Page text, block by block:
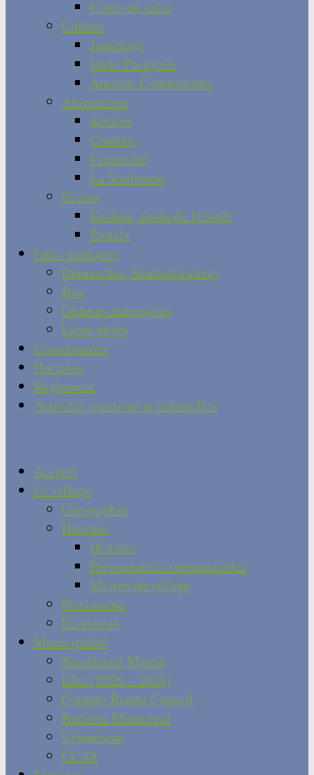
Cours de salsa
Culture
Jumelage
Unité Pastorale
Anciens Combattants
Animations
Séniors
Couture
Créativité
La Vaulienne
Ecoles
Ecoline, école de la forêt
Pastels
Infos pratiques
Démarches Administratives
Bus
Ordures ménagères
Liens utiles
Coordonnées
Horaires
Règlement
Activités sportives et culturelles
Accueil
Le village
Géographie
Histoire
Histoire
Personnalités remarquables
Maires du village
Patrimoine
Économie
Municipalité
Secrétariat Mairie
Elus (2026 – 2033)
Compte Rendu Conseil
Bulletin Municipal
Urbanisme
CCAS